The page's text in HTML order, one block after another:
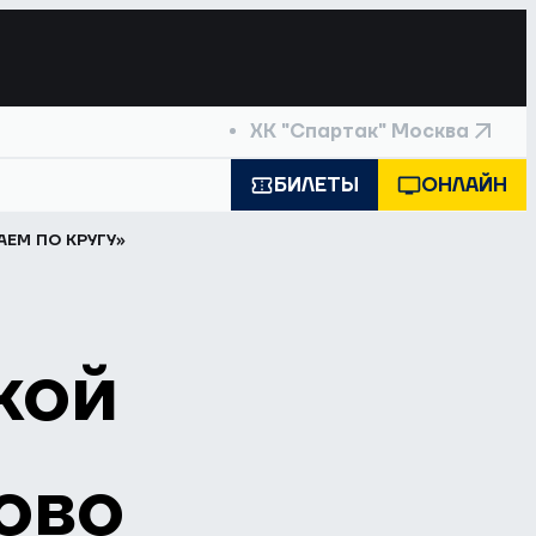
ХК "Спартак" Москва
БИЛЕТЫ ОНЛАЙН
ПО КРУГУ»